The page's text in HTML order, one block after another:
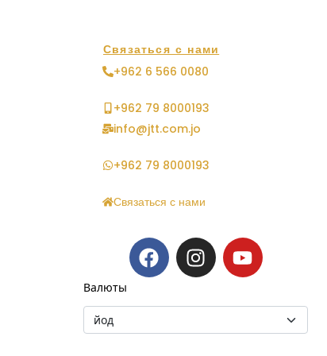
Связаться с нами
+962 6 566 0080
+962 79 8000193
info@jtt.com.jo
+962 79 8000193
Связаться с нами
Валюты